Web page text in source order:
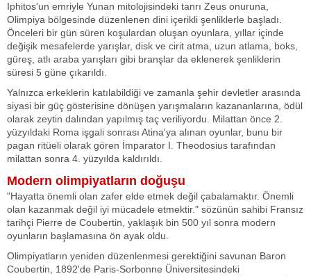
Iphitos'un emriyle Yunan mitolojisindeki tanrı Zeus onuruna,
Olimpiya bölgesinde düzenlenen dini içerikli şenliklerle başladı.
Önceleri bir gün süren koşulardan oluşan oyunlara, yıllar içinde
değişik mesafelerde yarışlar, disk ve cirit atma, uzun atlama, boks,
güreş, atlı araba yarışları gibi branşlar da eklenerek şenliklerin
süresi 5 güne çıkarıldı.
Yalnızca erkeklerin katılabildiği ve zamanla şehir devletler arasında
siyasi bir güç gösterisine dönüşen yarışmaların kazananlarına, ödül
olarak zeytin dalından yapılmış taç veriliyordu. Milattan önce 2.
yüzyıldaki Roma işgali sonrası Atina'ya alınan oyunlar, bunu bir
pagan ritüeli olarak gören İmparator I. Theodosius tarafından
milattan sonra 4. yüzyılda kaldırıldı.
Modern olimpiyatların doğuşu
"Hayatta önemli olan zafer elde etmek değil çabalamaktır. Önemli
olan kazanmak değil iyi mücadele etmektir." sözünün sahibi Fransız
tarihçi Pierre de Coubertin, yaklaşık bin 500 yıl sonra modern
oyunların başlamasına ön ayak oldu.
Olimpiyatların yeniden düzenlenmesi gerektiğini savunan Baron
Coubertin, 1892'de Paris-Sorbonne Üniversitesindeki